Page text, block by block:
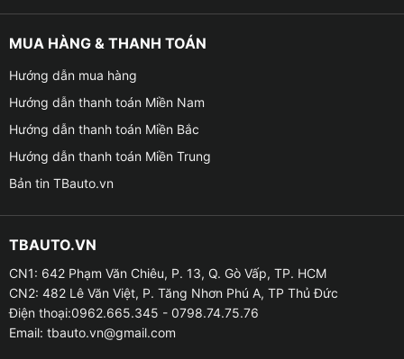
nhạc… mà không lo giật lag.
● Sức mạnh phần cứng của ZX10+ đảm bảo mọi thao
tác, từ dẫn đường, mở YouTube, kết nối điện thoại cho
đến sử dụng hệ thống camera 360 đều mượt mà,
không giật lag.
MUA HÀNG & THANH TOÁN
Hướng dẫn mua hàng
Hướng dẫn thanh toán Miền Nam
Hướng dẫn thanh toán Miền Bắc
Hướng dẫn thanh toán Miền Trung
Bản tin TBauto.vn
TBAUTO.VN
CN1: 642 Phạm Văn Chiêu, P. 13, Q. Gò Vấp, TP. HCM
CN2: 482 Lê Văn Việt, P. Tăng Nhơn Phú A, TP Thủ Đức
Điện thoại:0962.665.345 - 0798.74.75.76
Email: tbauto.vn@gmail.com